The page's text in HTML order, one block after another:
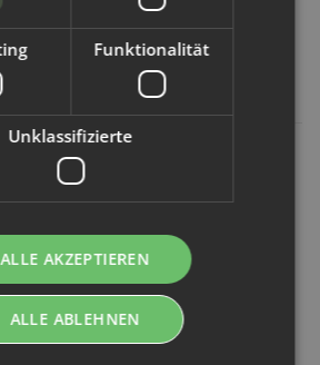
750937
Funktionalität
Unklassifizierte
ALLE AKZEPTIEREN
ALLE ABLEHNEN